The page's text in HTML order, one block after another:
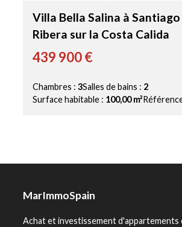
Villa Bella Salina à Santiago
Ribera sur la Costa Calida
439 900 €
Chambres :3Salles de bains : 2
Surface habitable : 100,00 m²
MarImmoSpain
Achat et investissement d'appartements